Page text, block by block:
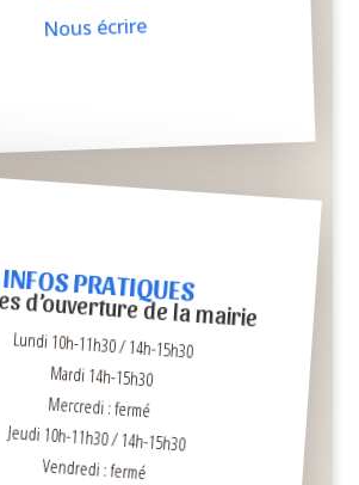
Nous écrire
INFOS PRATIQUES
d’ouverture de la mairie
Lundi 10h-11h30 / 14h-15h30
Mardi 14h-15h30
Mercredi : fermé
Jeudi 10h-11h30 / 14h-15h30
Vendredi : fermé